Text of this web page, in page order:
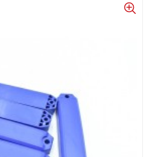
Español
Português